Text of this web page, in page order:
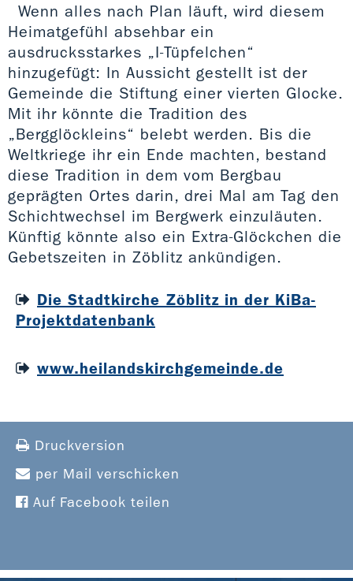
Wenn alles nach Plan läuft, wird diesem
Heimatgefühl absehbar ein
ausdrucksstarkes „I-Tüpfelchen“
hinzugefügt: In Aussicht gestellt ist der
Gemeinde die Stiftung einer vierten Glocke.
Mit ihr könnte die Tradition des
„Bergglöckleins“ belebt werden. Bis die
Weltkriege ihr ein Ende machten, bestand
diese Tradition in dem vom Bergbau
geprägten Ortes darin, drei Mal am Tag den
Schichtwechsel im Bergwerk einzuläuten.
Künftig könnte also ein Extra-Glöckchen die
Gebetszeiten in Zöblitz ankündigen.
Die Stadtkirche Zöblitz in der KiBa-
Projektdatenbank
www.heilandskirchgemeinde.de
Druckversion
per Mail verschicken
Auf Facebook teilen